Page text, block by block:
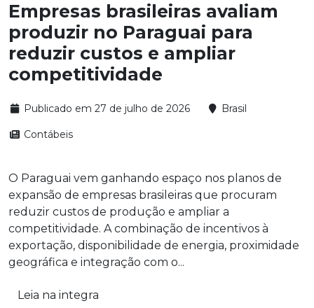
Empresas brasileiras avaliam
produzir no Paraguai para
reduzir custos e ampliar
competitividade
Publicado em 27 de julho de 2026 Brasil
Contábeis
O Paraguai vem ganhando espaço nos planos de
expansão de empresas brasileiras que procuram
reduzir custos de produção e ampliar a
competitividade. A combinação de incentivos à
exportação, disponibilidade de energia, proximidade
geográfica e integração com o...
Leia na integra